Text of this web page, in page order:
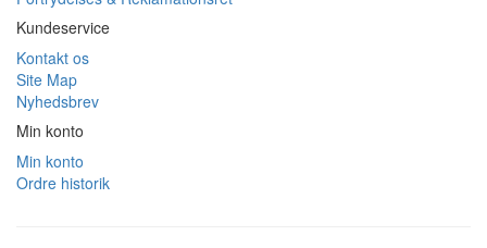
Kundeservice
Kontakt os
Site Map
Nyhedsbrev
Min konto
Min konto
Ordre historik